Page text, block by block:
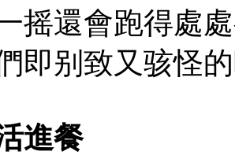
摇還會跑得處
即别致又骇怪
進餐